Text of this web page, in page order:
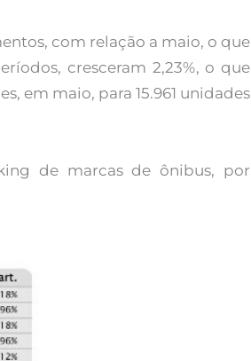
com relação a maio, o que
cresceram 2,23%, o que
em maio, para 15.961 unidades
de marcas de ônibus, por